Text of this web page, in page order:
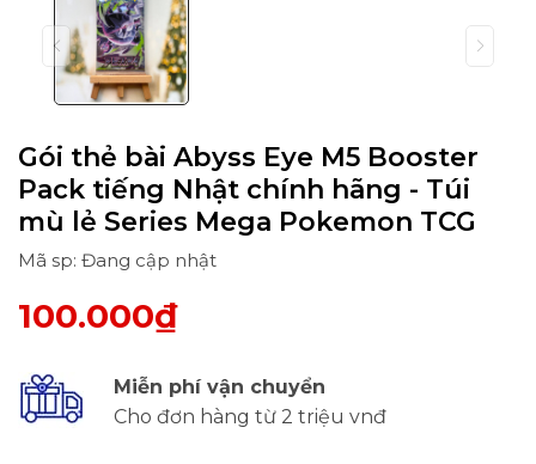
Gói thẻ bài Abyss Eye M5 Booster
Pack tiếng Nhật chính hãng - Túi
mù lẻ Series Mega Pokemon TCG
Mã sp: Đang cập nhật
100.000₫
Miễn phí vận chuyển
Cho đơn hàng từ 2 triệu vnđ